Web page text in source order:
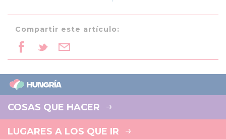
Compartir este artículo:
COSAS QUE HACER
LUGARES A LOS QUE IR